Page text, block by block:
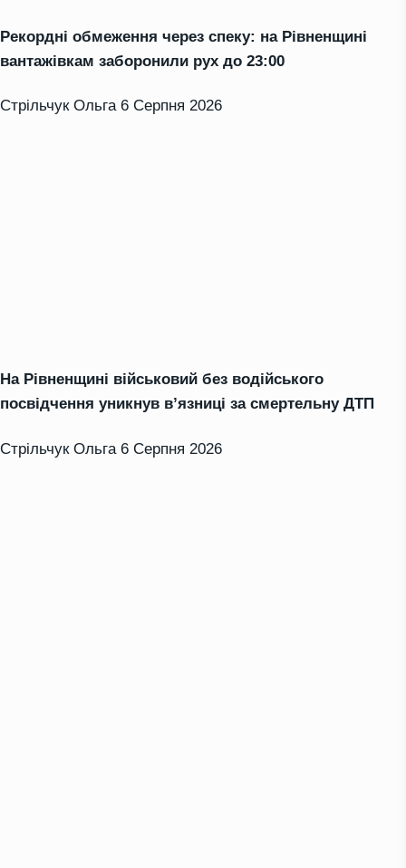
Рекордні обмеження через спеку: на Рівненщині
вантажівкам заборонили рух до 23:00
Стрільчук Ольга 6 Серпня 2026
На Рівненщині військовий без водійського
посвідчення уникнув в’язниці за смертельну ДТП
Стрільчук Ольга 6 Серпня 2026